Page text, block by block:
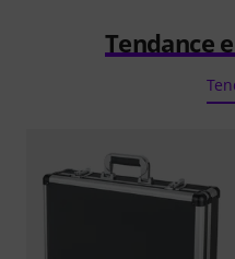
Tendance